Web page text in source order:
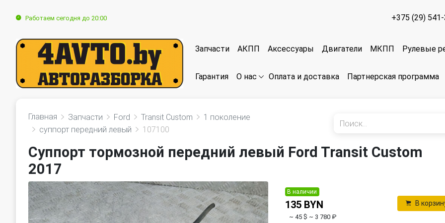
Работаем сегодня до 20:00 +375 (29)
Запчасти АКПП Аксессуары Двигатели МКПП Рулевые
Гарантия О нас Оплата и доставка Партнерская программа
Главная Запчасти Ford Transit Custom
1 поколение
суппорт передний левый
107100
Суппорт тормозной передний левый Ford Transit Custom
2017
В наличии
135 BYN
~ 45 $ ~ 3 780 ₽
В